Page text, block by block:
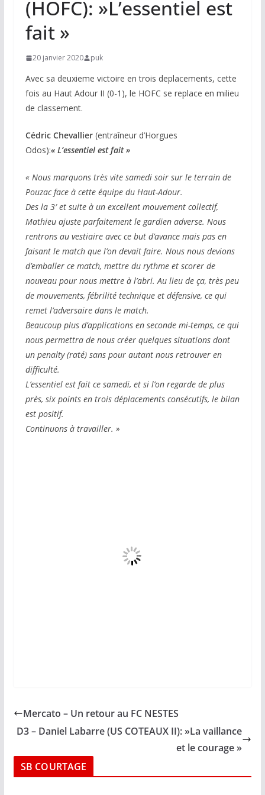
(HOFC): »L’essentiel est
fait »
20 janvier 2020 puk
Avec sa deuxieme victoire en trois deplacements, cette
fois au Haut Adour II (0-1), le HOFC se replace en milieu
de classement.
Cédric Chevallier(entraîneur d’Horgues
Odos):« L’essentiel est fait »
« Nous marquons très vite samedi soir sur le terrain de
Pouzac face à cette équipe du Haut-Adour.
Des la 3′ et suite à un excellent mouvement collectif,
Mathieu ajuste parfaitement le gardien adverse. Nous
rentrons au vestiaire avec ce but d’avance mais pas en
faisant le match que l’on devait faire. Nous nous devions
d’emballer ce match, mettre du rythme et scorer de
nouveau pour nous mettre à l’abri. Au lieu de ça, très peu
de mouvements, fébrilité technique et défensive, ce qui
remet l’adversaire dans le match.
Beaucoup plus d’applications en seconde mi-temps, ce qui
nous permettra de nous créer quelques situations dont
un penalty (raté) sans pour autant nous retrouver en
difficulté.
L’essentiel est fait ce samedi, et si l’on regarde de plus
près, six points en trois déplacements consécutifs, le bilan
est positif.
Continuons à travailler. »
Mercato – Un retour au FC NESTES
D3 – Daniel Labarre (US COTEAUX II): »La vaillance
et le courage »
SB COURTAGE